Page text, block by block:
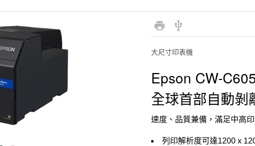
大尺寸印表機
Epson CW-
全球首部自動剝
速度、品質兼備，滿足中高
列印解析度可達1200 x